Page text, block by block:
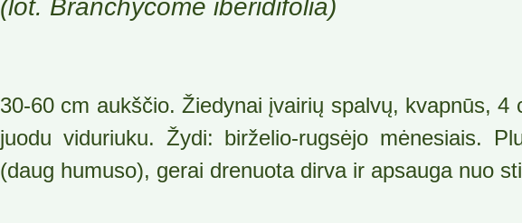
(lot. Branchycome iberidifolia)
30-60 cm aukščio. Žiedynai įvairių spalvų, kvapnūs, 4
juodu viduriuku. Žydi: birželio-rugsėjo mėnesiais.
(daug humuso), gerai drenuota dirva ir apsauga nuo